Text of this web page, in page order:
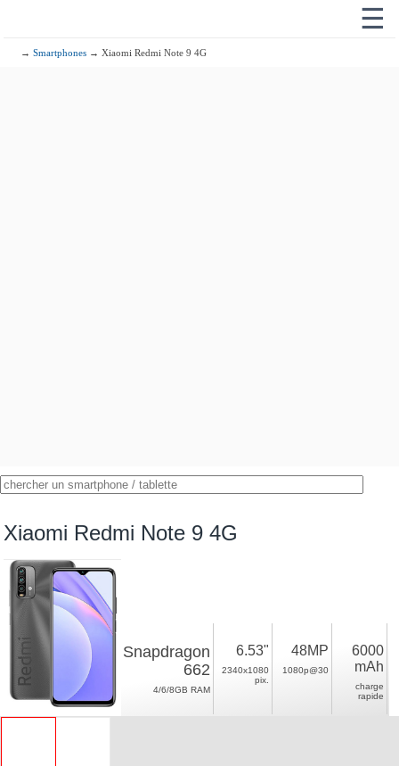
☰
→Smartphones → Xiaomi Redmi Note 9 4G
Xiaomi Redmi Note 9 4G
Snapdragon
662
4/6/8GB RAM
6.53"
2340x1080
pix.
48MP
1080p@30
6000
mAh
charge
rapide